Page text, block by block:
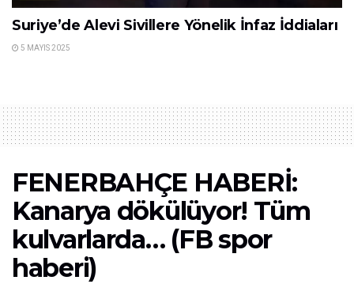
Suriye’de Alevi Sivillere Yönelik İnfaz İddiaları
5 MAYIS 2025
FENERBAHÇE HABERİ:
Kanarya dökülüyor! Tüm
kulvarlarda… (FB spor
haberi)